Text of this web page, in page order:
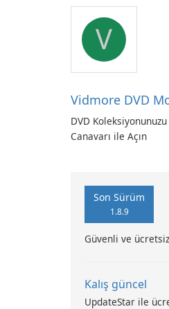
V
Vidmore DVD
DVD
Canavarı ile Açın
Son Sürüm
1.8.9
Güvenli ve
Kalış güncel
UpdateStar ile